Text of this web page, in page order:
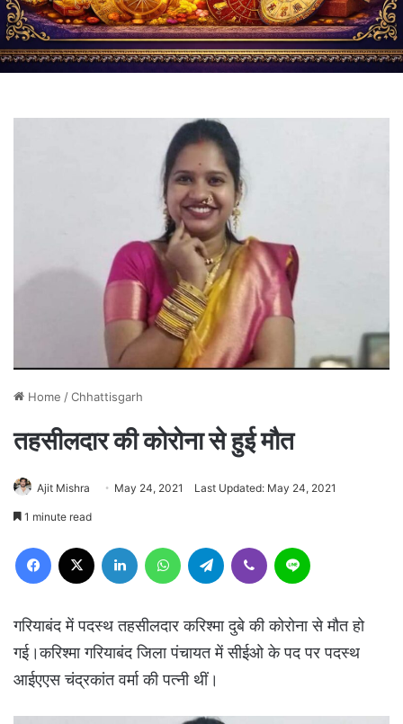
Home /Chhattisgarh
तहसीलदार की कोरोना से हुई मौत
Ajit Mishra May 24, 2021 Last Updated: May 24, 2021
1 minute read
Facebook LinkedIn WhatsAppTelegram Viber
गरियाबंद में पदस्थ तहसीलदार करिश्मा दुबे की कोरोना से मौत हो
गई।करिश्मा गरियाबंद जिला पंचायत में सीईओ के पद पर पदस्थ
आईएएस चंद्रकांत वर्मा की पत्नी थीं।